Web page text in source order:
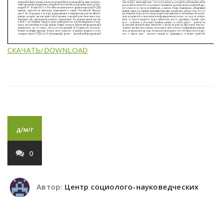
СКАЧАТЬ/DOWNLOAD
д/м/г
0
Автор: Центр социолого-науковедческих